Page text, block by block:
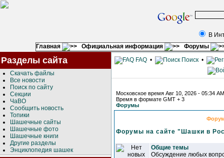
В
Главная
Официальная информация Форумы
Разделы сайта
Скачать файлы
Все новости
Поиск по сайту
Секции
ЧаВО
Сообщить новость
Топики
Шашечные сайты
Шашечные фото
Шашечные книги
Другие разделы
Энциклопедия шашек
FAQ • Поиск •
Московское время Авг 10, 2026 - 05:34 AM
Время в формате GMT + 3
Форумы
Форумы на сайте "Шашки в
Общие темы
Обсуждение любых